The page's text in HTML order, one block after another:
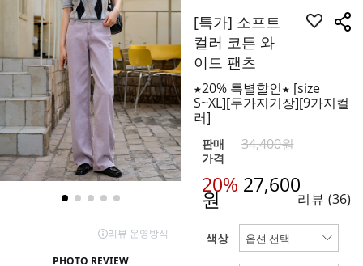
[특가] 소프트
컬러 코튼 와
이드 팬츠
★20% 특별할인★ [size
S~XL][두가지기장][9가지컬
러]
판매
가격
34,400원
20% 27,600
원 리뷰 (36)
색상